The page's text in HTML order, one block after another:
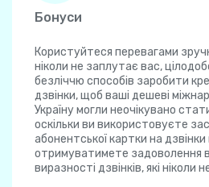
Бонуси
Користуйтеся перевагами
ніколи не заплутає вас,
безліччю способів заробити
дзвінки, щоб ваші дешеві
Україну могли неочікувано
оскільки ви використовуєте
абонентської картки на
отримуватимете задоволення
виразності дзвінків, які ніколи